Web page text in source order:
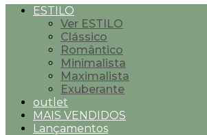
ESTILO
Ver ESTILO
Clássico
Romântico
Minimalista
Maximalista
Exuberante
outlet
MAIS VENDIDOS
Lançamentos